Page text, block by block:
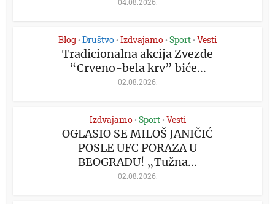
04.08.2026.
Blog • Društvo • Izdvajamo • Sport • Vesti
Tradicionalna akcija Zvezde
“Crveno-bela krv” biće...
02.08.2026.
Izdvajamo • Sport • Vesti
OGLASIO SE MILOŠ JANIČIĆ
POSLE UFC PORAZA U
BEOGRADU! „Tužna...
02.08.2026.